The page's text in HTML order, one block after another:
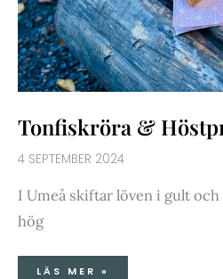
Tonfiskröra &
4 SEPTEMBER 2024
I Umeå skiftar löven i gult
hög
LÄS MER »